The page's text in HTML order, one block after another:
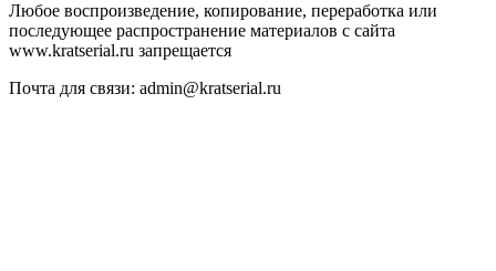
Любое воспроизведение, копирование, переработка или
последующее распространение материалов с сайта
www.kratserial.ru запрещается
Почта для связи: admin@kratserial.ru